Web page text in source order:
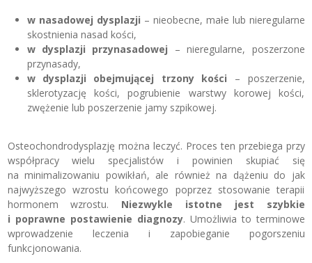
w nasadowej dysplazji – nieobecne, małe lub nieregularne
skostnienia nasad kości,
w dysplazji przynasadowej – nieregularne, poszerzone
przynasady,
w dysplazji obejmującej trzony kości – poszerzenie,
sklerotyzację kości, pogrubienie warstwy korowej kości,
zwężenie lub poszerzenie jamy szpikowej.
Osteochondrodysplazję można leczyć. Proces ten przebiega przy
współpracy wielu specjalistów i powinien skupiać się
na minimalizowaniu powikłań, ale również na dążeniu do jak
najwyższego wzrostu końcowego poprzez stosowanie terapii
hormonem wzrostu. Niezwykle istotne jest szybkie
i poprawne postawienie diagnozy. Umożliwia to terminowe
wprowadzenie leczenia i zapobieganie pogorszeniu
funkcjonowania.